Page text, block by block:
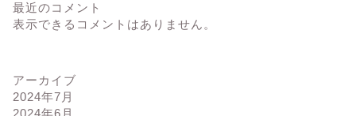
最近のコメント
表示できるコメントはありません。
アーカイブ
2024年7月
2024年6月